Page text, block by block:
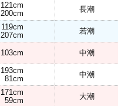
121cm
200cm
長潮
119cm
207cm
若潮
103cm 中潮
193cm
81cm
中潮
171cm
59cm
大潮